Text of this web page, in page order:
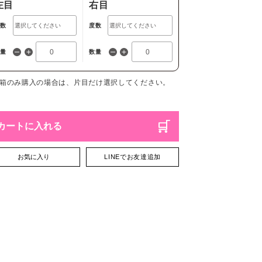
目 右目
度数
数量
のみ購入の場合は、片目だけ選択してください。
ートに入れる
お気に入り LINEでお友達追加